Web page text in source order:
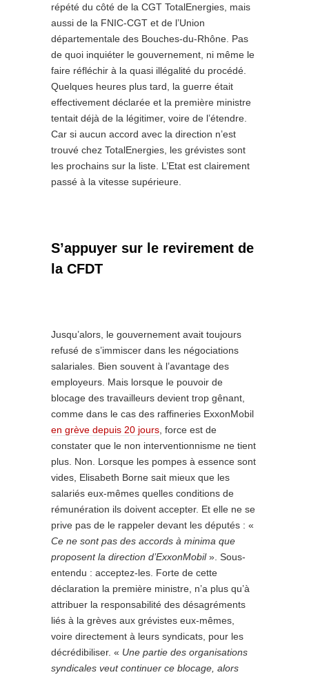
répété du côté de la CGT TotalEnergies, mais
aussi de la FNIC-CGT et de l’Union
départementale des Bouches-du-Rhône. Pas
de quoi inquiéter le gouvernement, ni même le
faire réfléchir à la quasi illégalité du procédé.
Quelques heures plus tard, la guerre était
effectivement déclarée et la première ministre
tentait déjà de la légitimer, voire de l’étendre.
Car si aucun accord avec la direction n’est
trouvé chez TotalEnergies, les grévistes sont
les prochains sur la liste. L’Etat est clairement
passé à la vitesse supérieure.
S’appuyer sur le revirement de
la CFDT
Jusqu’alors, le gouvernement avait toujours
refusé de s’immiscer dans les négociations
salariales. Bien souvent à l’avantage des
employeurs. Mais lorsque le pouvoir de
blocage des travailleurs devient trop gênant,
comme dans le cas des raffineries ExxonMobil
en grève depuis 20 jours , force est de
constater que le non interventionnisme ne tient
plus. Non. Lorsque les pompes à essence sont
vides, Elisabeth Borne sait mieux que les
salariés eux-mêmes quelles conditions de
rémunération ils doivent accepter. Et elle ne se
prive pas de le rappeler devant les députés : «
Ce ne sont pas des accords à minima que
proposent la direction d’ExxonMobil». Sous-
entendu : acceptez-les. Forte de cette
déclaration la première ministre, n’a plus qu’à
attribuer la responsabilité des désagréments
liés à la grèves aux grévistes eux-mêmes,
voire directement à leurs syndicats, pour les
décrédibiliser. « Une partie des organisations
syndicales veut continuer ce blocage, alors